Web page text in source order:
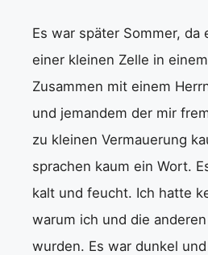
Es war später Sommer, da
einer kleinen Zelle in
Zusammen mit einem
und jemandem der mir
zu kleinen Vermauerung
sprachen kaum ein Wort.
kalt und feucht. Ich hatte
warum ich und die
wurden. Es war dunkel